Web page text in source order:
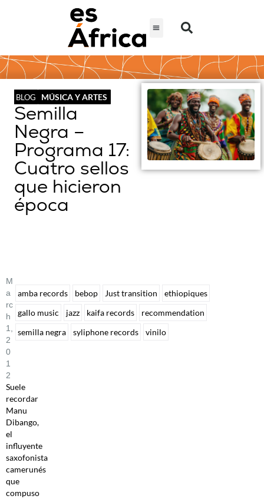
BLOG MÚSICA Y ARTES
Semilla
Negra –
Programa 17:
Cuatro sellos
que hicieron
época
M
A
Rc
H
1,
2
0
1
2
Suele
recordar
Manu
Dibango,
el
influyente
saxofonista
camerunés
que
compuso
amba records bebop Just transition
ethiopiques
gallo music
jazz kaifa records
recommendation
semilla negra
syliphone records vinilo